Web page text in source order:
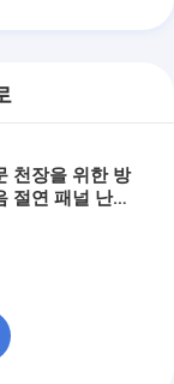
천장을 위한 방
절연 패널 난방